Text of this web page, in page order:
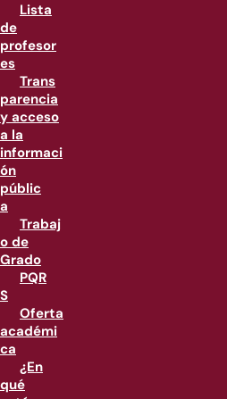
Lista
de
profesor
es
Trans
parencia
y acceso
a la
informaci
ón
públic
a
Trabaj
o de
Grado
PQR
S
Oferta
académi
ca
¿En
qué